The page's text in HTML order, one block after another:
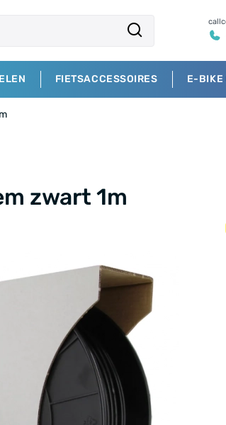
FIETSACCESSOIRES E-BIKE
zwart 1m